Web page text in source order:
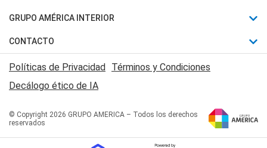
Judiciales
Economia
Motores
Trucos caseros
Series y Películas
Edictos y Solicitadas
Fútbol
Mundial
Automovilismo
Rugby
Básquet
GRUPO AMÉRICA INTERIOR
Canal 7 en Vivo
San Juan 8
CONTACTO
Acerca de Nosotros
Contactanos
Políticas de Privacidad Términos y Condiciones
Decálogo ético de IA
© Copyright 2026 GRUPO AMERICA – Todos los derechos
reservados